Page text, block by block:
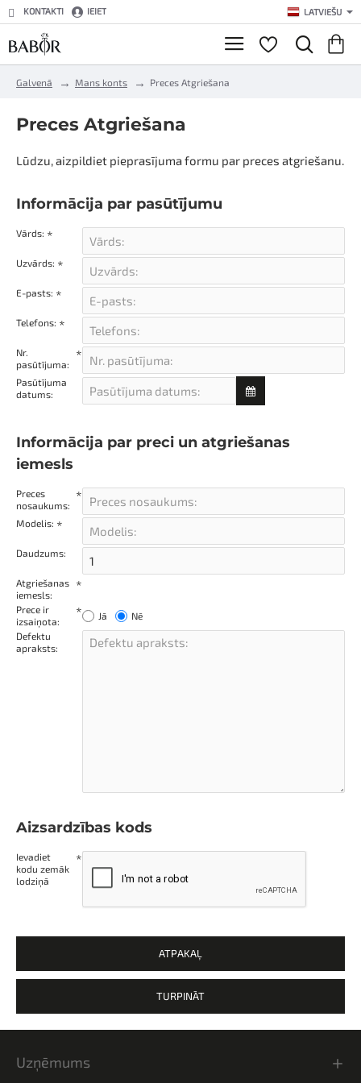
KONTAKTI IEIET LATVIEŠU
Galvenā
e
Mans konts Preces Atgriešana
Preces Atgriešana
Lūdzu, aizpildiet pieprasījuma formu par preces atgriešanu.
Informācija par pasūtījumu
Vārds:
Uzvārds:
E-pasts:
Telefons:
Nr.
pasūtījuma:
Pasūtījuma
datums:
Informācija par preci un atgriešanas
iemesls
Preces
nosaukums:
Modelis:
Daudzums:
Atgriešanas
iemesls:
Prece ir
izsaiņota:
Jā
Nē
Defektu
apraksts:
Aizsardzības kods
Ievadiet
kodu zemāk
lodziņā
ATPAKAĻ
TURPINĀT
Uzņēmums